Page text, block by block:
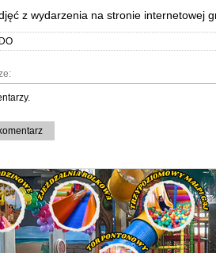
z wydarzenia na stronie internetowej